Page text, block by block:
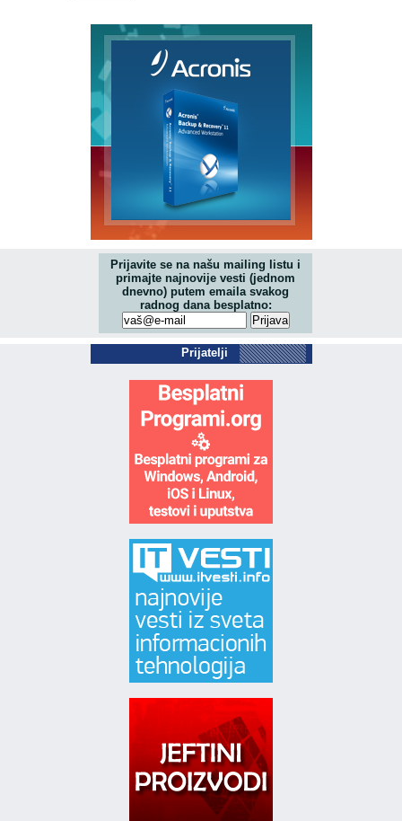
Prijavite se na našu mailing listu i
primajte najnovije vesti (jednom
dnevno) putem emaila svakog
radnog dana besplatno:
Prijatelji